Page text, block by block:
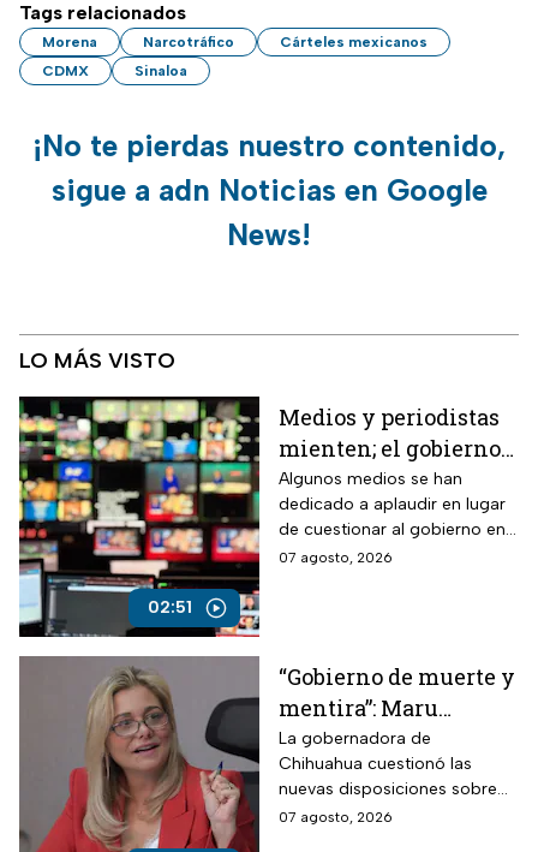
Tags relacionados
Morena Narcotráfico
Cárteles mexicanos
CDMX
Sinaloa
¡No te pierdas nuestro contenido,
sigue a adn Noticias en Google
News!
LO MÁS VISTO
02:51
Medios y periodistas
mienten; el gobierno
controla la narrativa a
través de paleros
Algunos medios se han
dedicado a aplaudir en lugar
de cuestionar al gobierno en
medio de los nuevos
07 agosto, 2026
“Gobierno de muerte y
mentira”: Maru
Campos arremete
contra Morena por
polémicos
lineamientos de
La gobernadora de
Chihuahua cuestionó las
nuevas disposiciones sobre
medios y lanzó fuertes
07 agosto, 2026